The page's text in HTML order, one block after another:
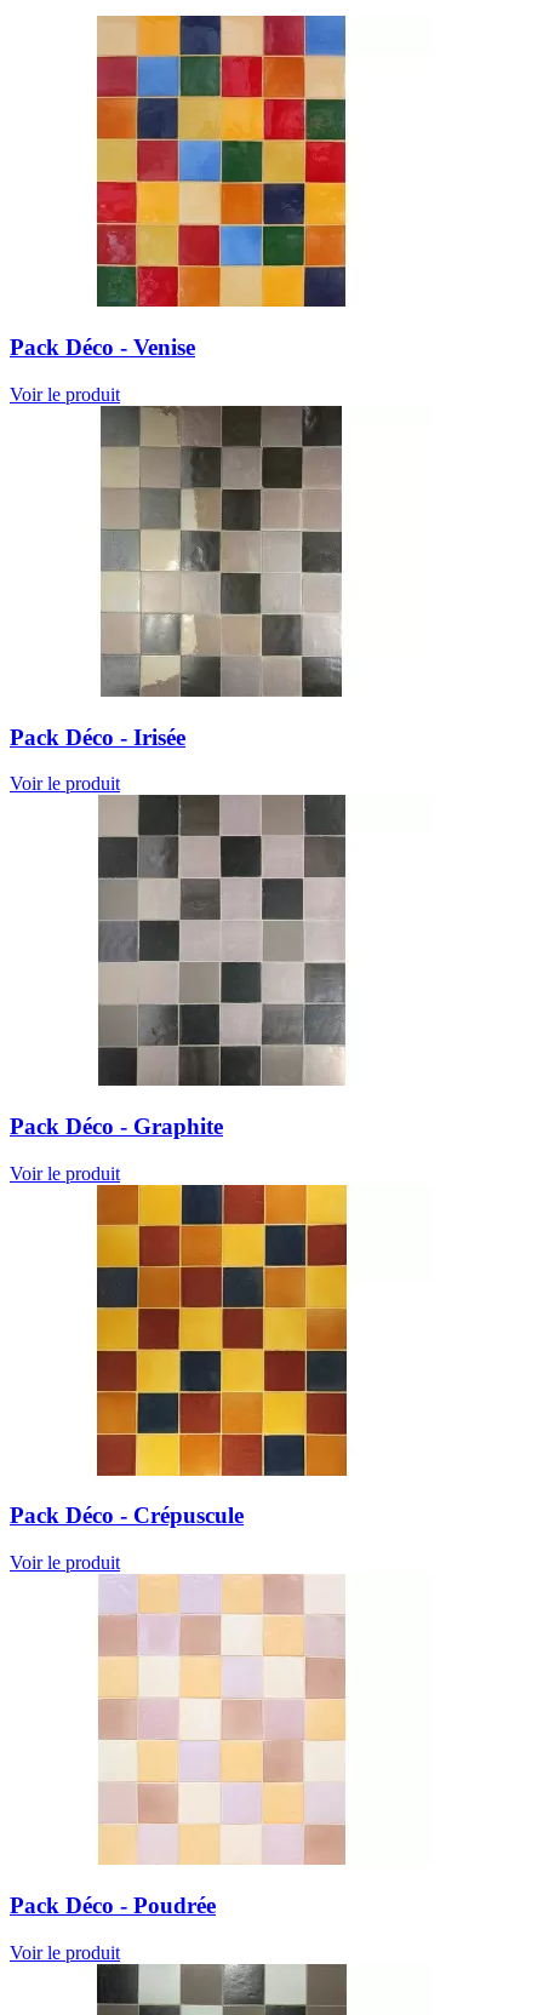
Pack Déco - Venise
Voir le produit
Pack Déco - Irisée
Voir le produit
Pack Déco - Graphite
Voir le produit
Pack Déco - Crépuscule
Voir le produit
Pack Déco - Poudrée
Voir le produit